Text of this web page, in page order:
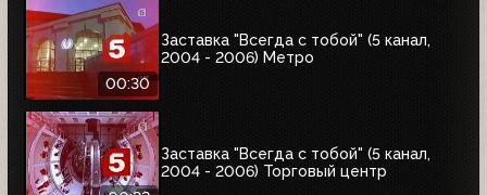
00:30
Заставка "Всегда с тобой" (5 канал,
2004 - 2006) Метро
Заставка "Всегда с тобой" (5 канал,
2004 - 2006) Торговый центр